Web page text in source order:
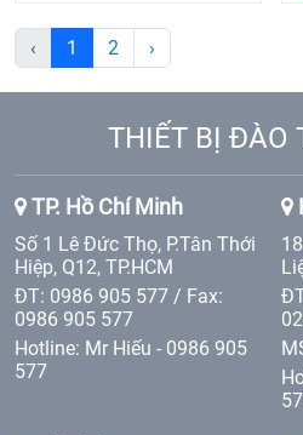
‹ 1 2 ›
THIẾT BỊ ĐÀO
TP. Hồ Chí Minh
Số 1 Lê Đức Thọ, P.Tân Thới
Hiệp, Q12, TP.HCM
ĐT: 0986 905 577 / Fax:
0986 905 577
Hotline: Mr Hiếu - 0986 905
577